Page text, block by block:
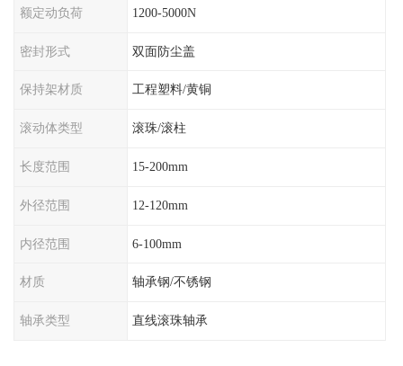
额定动负荷 1200-5000N
密封形式 双面防尘盖
保持架材质 工程塑料/黄铜
滚动体类型 滚珠/滚柱
长度范围 15-200mm
外径范围 12-120mm
内径范围 6-100mm
材质 轴承钢/不锈钢
轴承类型 直线滚珠轴承